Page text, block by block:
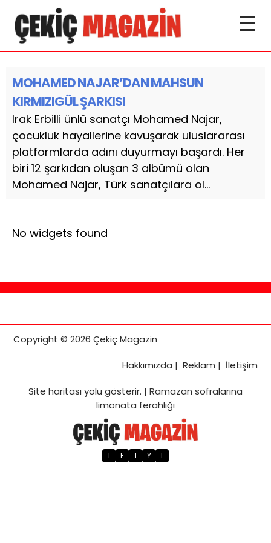
MOHAMED NAJAR’DAN MAHSUN
KIRMIZIGÜL ŞARKISI
Irak Erbilli ünlü sanatçı Mohamed Najar,
çocukluk hayallerine kavuşarak uluslararası
platformlarda adını duyurmayı başardı. Her
biri 12 şarkıdan oluşan 3 albümü olan
Mohamed Najar, Türk sanatçılara ol...
No widgets found
Copyright © 2026 Çekiç Magazin
Hakkımızda | Reklam | İletişim
Site haritasıyolu gösterir. | Ramazan sofralarına
limonata ferahlığı
I F T Y L